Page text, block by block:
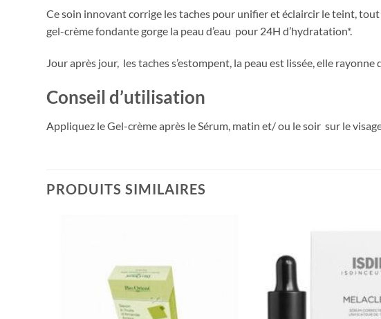
Ce soin innovant corrige les taches pour unifier et éclaircir le teint,
gel-crème fondante gorge la peau d’eau pour 24H d’hydratation*.
Jour après jour, les taches s’estompent, la peau est lissée, elle
Conseil d’utilisation
Appliquez le Gel-crème après le Sérum, matin et/ ou le soir sur le
PRODUITS SIMILAIRES